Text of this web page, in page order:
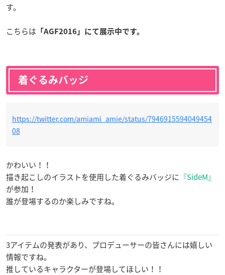
す。
こちらは 「AGF2016」にて展示中です。
着ぐるみバッジ
https://twitter.com/amiami_amie/status/7946915594049454
08
かわいい！！
描き起こしのイラストを使用した着ぐるみバッジに 『SideM』
が参加！
誰が登場するのか楽しみですね。
3アイテムの発表があり、プロデューサーの皆さんには嬉しい
情報ですね。
推しているキャラクターが登場してほしい！！